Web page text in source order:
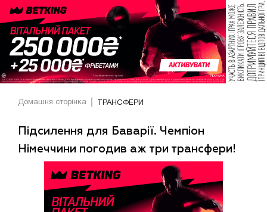
Домашня сторінка ТРАНСФЕРИ
Підсилення для Баварії. Чемпіон
Німеччини погодив аж три трансфери!